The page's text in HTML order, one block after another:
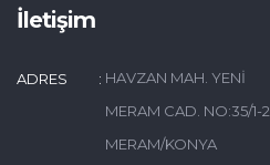
İletişim
ADRES
HAVZAN MAH. YENI
MERAM CAD. NO:35/1-2
MERAM/KONYA